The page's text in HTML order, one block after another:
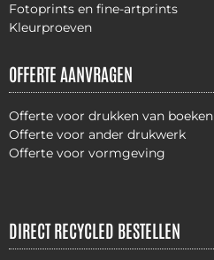
Fotoprints en fine-artprints
Kleurproeven
OFFERTE AANVRAGEN
Offerte voor drukken van boeken
Offerte voor ander drukwerk
Offerte voor vormgeving
DIRECT RECYCLED BESTELLEN